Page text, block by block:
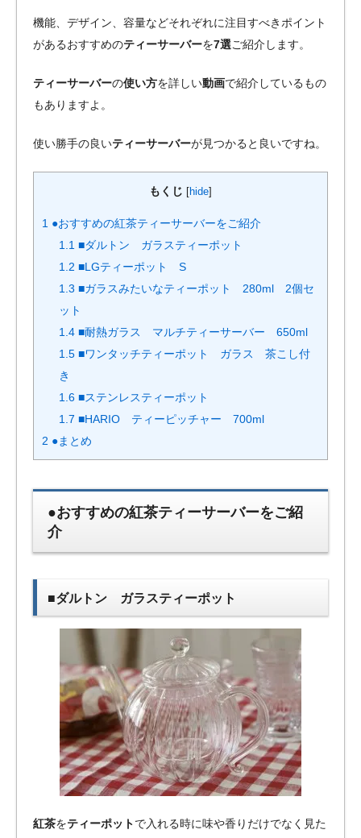
機能、デザイン、容量などそれぞれに注目すべきポイント
があるおすすめのティーサーバーを7選ご紹介します。
ティーサーバーの使い方を詳しい動画で紹介しているもの
もありますよ。
使い勝手の良いティーサーバーが見つかると良いですね。
もくじ hide
1 ●おすすめの紅茶ティーサーバーをご紹介
1.1 ■ダルトン ガラスティーポット
1.2 ■LGティーポット S
1.3 ■ガラスみたいなティーポット 280ml 2個セ
ット
1.4 ■耐熱ガラス マルチティーサーバー 650ml
1.5 ■ワンタッチティーポット ガラス 茶こし付
き
1.6 ■ステンレスティーポット
1.7 ■HARIO ティーピッチャー 700ml
2 ●まとめ
●おすすめの紅茶ティーサーバーをご紹
介
■ダルトン ガラスティーポット
紅茶をティーポットで入れる時に味や香りだけでなく見た